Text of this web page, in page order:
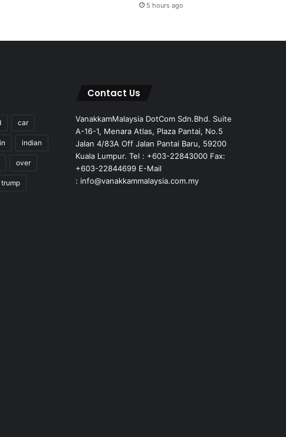
5 hours ago
car
in indian
over
trump
Contact Us
VanakkamMalaysia DotCom Sdn.Bhd. Suite
A-16-1, Menara Atlas, Plaza Pantai, No.5
Jalan 4/83A Off Jalan Pantai Baru, 59200
Kuala Lumpur. Tel : +603-22843000 Fax:
+603-22844699 E-Mail
: info@vanakkammalaysia.com.my